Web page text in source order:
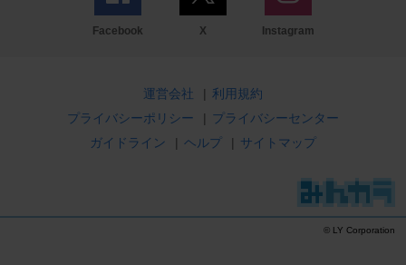
Facebook X Instagram
運営会社 | 利用規約
プライバシーポリシー
| プライバシーセンター
ガイドライン
| ヘルプ | サイトマップ
© LY Corporation